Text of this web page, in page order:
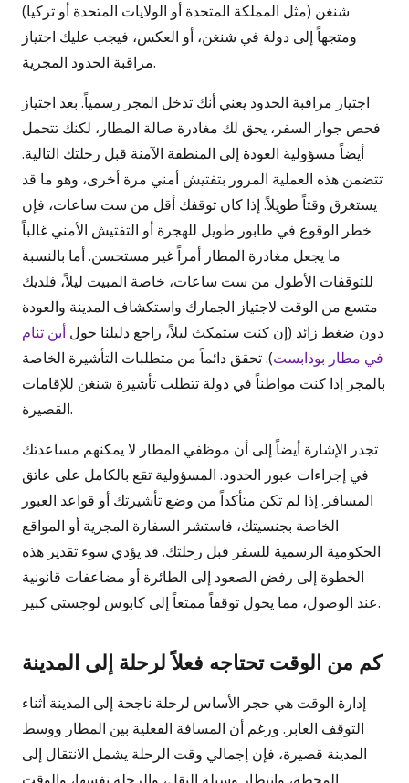
شنغن (مثل المملكة المتحدة أو الولايات المتحدة أو تركيا)
ومتجهاً إلى دولة في شنغن، أو العكس، فيجب عليك اجتياز
مراقبة الحدود المجرية.
اجتياز مراقبة الحدود يعني أنك تدخل المجر رسمياً. بعد اجتياز
فحص جواز السفر، يحق لك مغادرة صالة المطار، لكنك تتحمل
أيضاً مسؤولية العودة إلى المنطقة الآمنة قبل رحلتك التالية.
تتضمن هذه العملية المرور بتفتيش أمني مرة أخرى، وهو ما قد
يستغرق وقتاً طويلاً. إذا كان توقفك أقل من ست ساعات، فإن
خطر الوقوع في طابور طويل للهجرة أو التفتيش الأمني غالباً
ما يجعل مغادرة المطار أمراً غير مستحسن. أما بالنسبة
للتوقفات الأطول من ست ساعات، خاصة المبيت ليلاً، فلديك
متسع من الوقت لاجتياز الجمارك واستكشاف المدينة والعودة
دون ضغط زائد (إن كنت ستمكث ليلاً، راجع دليلنا حول أين تنام
في مطار بودابست). تحقق دائماً من متطلبات التأشيرة الخاصة
بالمجر إذا كنت مواطناً في دولة تتطلب تأشيرة شنغن للإقامات
القصيرة.
تجدر الإشارة أيضاً إلى أن موظفي المطار لا يمكنهم مساعدتك
في إجراءات عبور الحدود. المسؤولية تقع بالكامل على عاتق
المسافر. إذا لم تكن متأكداً من وضع تأشيرتك أو قواعد العبور
الخاصة بجنسيتك، فاستشر السفارة المجرية أو المواقع
الحكومية الرسمية للسفر قبل رحلتك. قد يؤدي سوء تقدير هذه
الخطوة إلى رفض الصعود إلى الطائرة أو مضاعفات قانونية
عند الوصول، مما يحول توقفاً ممتعاً إلى كابوس لوجستي كبير.
كم من الوقت تحتاجه فعلاً لرحلة إلى المدينة
إدارة الوقت هي حجر الأساس لرحلة ناجحة إلى المدينة أثناء
التوقف العابر. ورغم أن المسافة الفعلية بين المطار ووسط
المدينة قصيرة، فإن إجمالي وقت الرحلة يشمل الانتقال إلى